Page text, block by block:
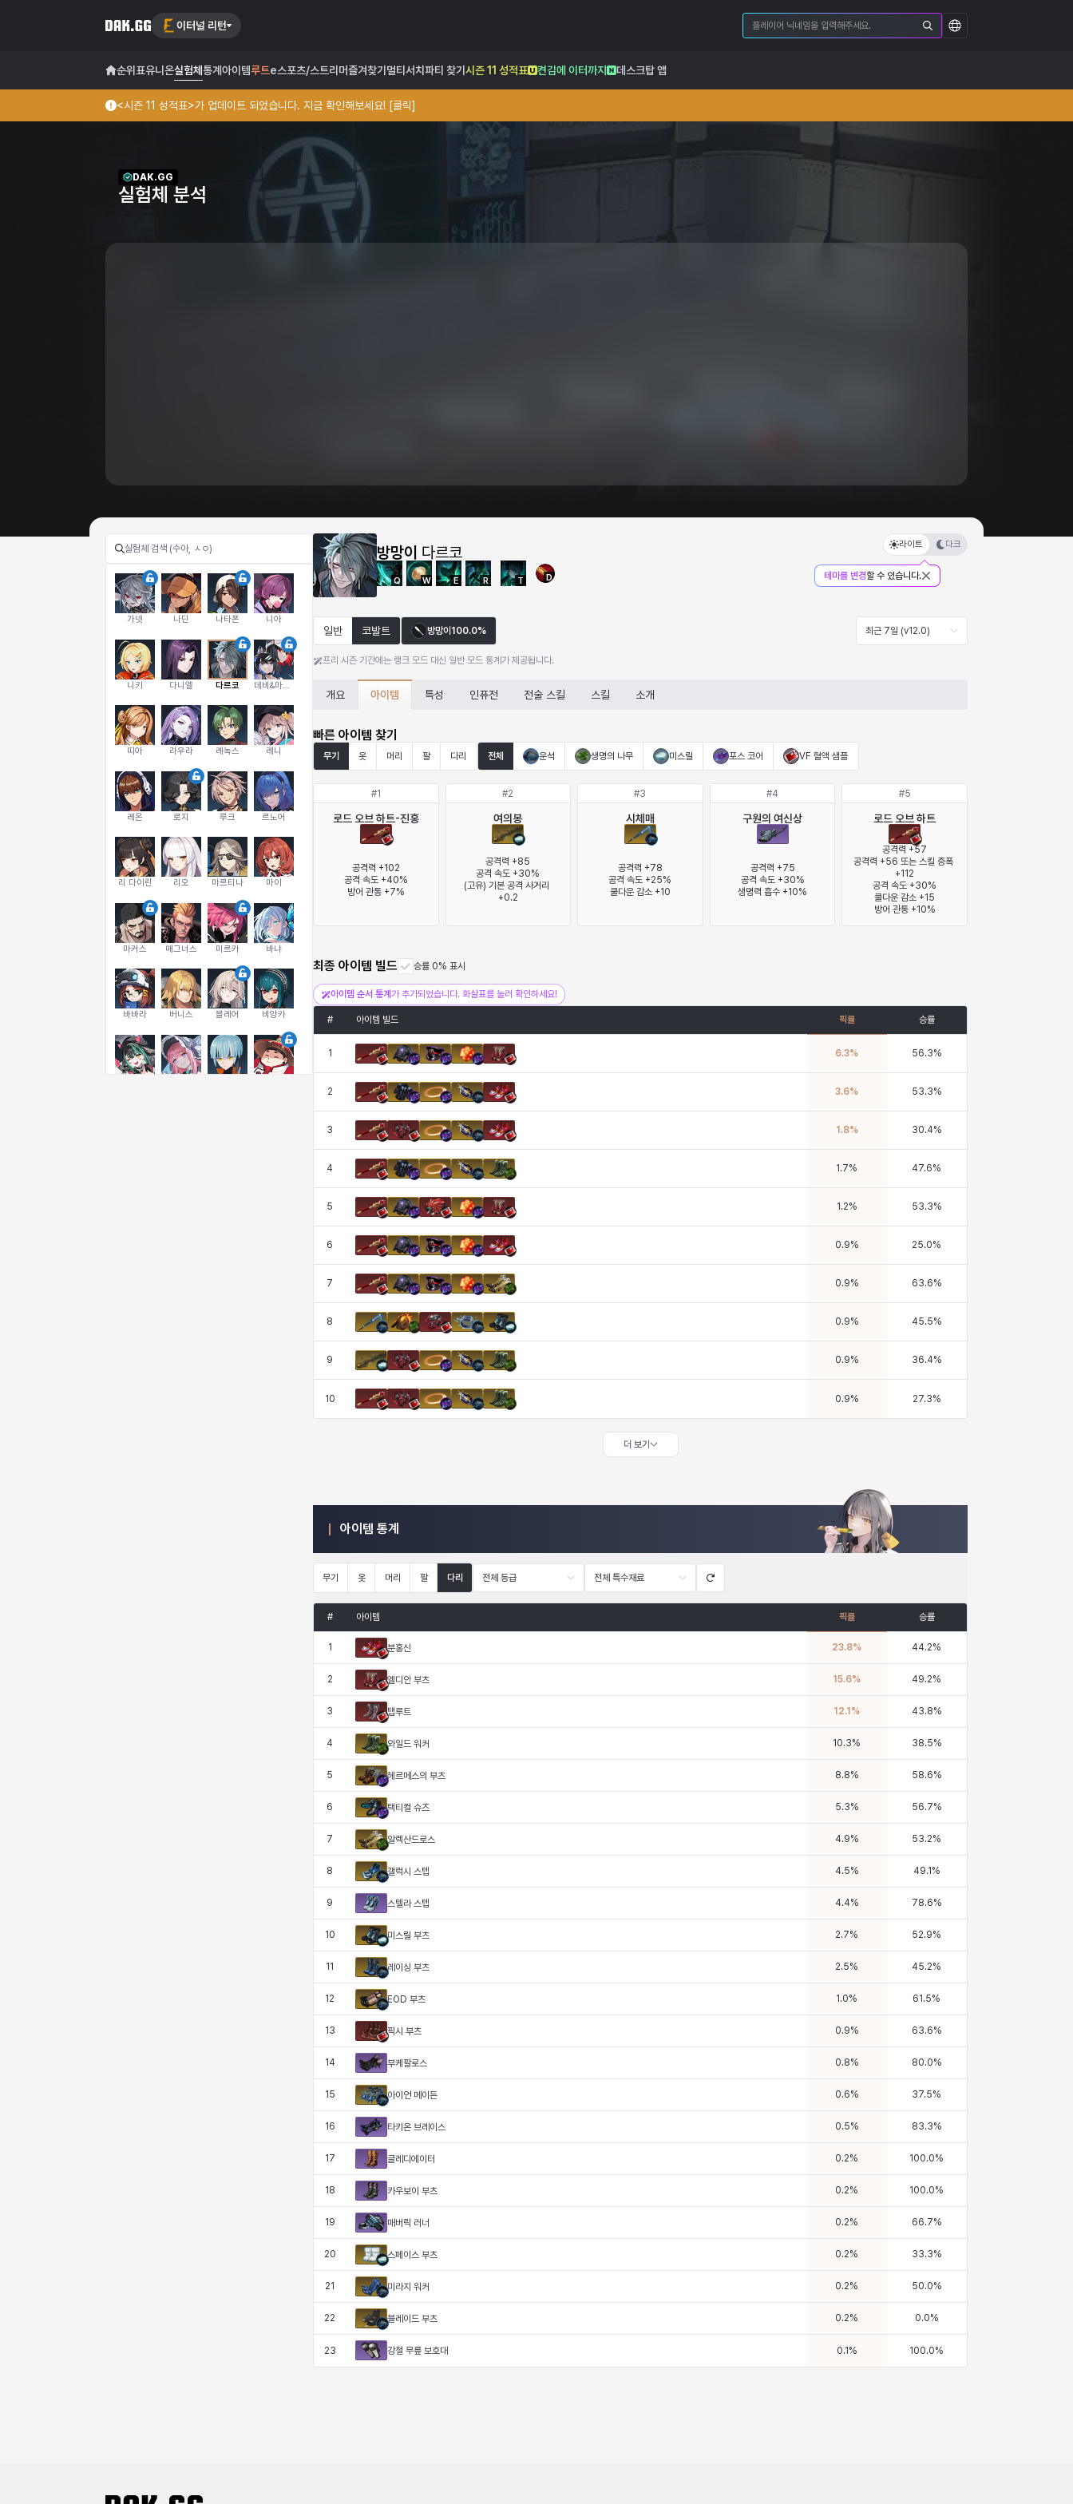
이터널 리턴
순위표유니온실험체 통계 아이템루트e스포츠/스트리머즐겨찾기 멀티서치 파티 찾기 시즌 11 성적표 켠김에 이터까지 데스크탑 앱
<시즌 11 성적표>가 업데이트 되었습니다. 지금 확인해보세요! [클릭]
DAK.GG
실험체 분석
가넷 나딘 나타폰 니아
니키 다니엘 다르코
띠아 라우라 레녹스 레니
레온 로지 루크 르노어
리 다이린 리오 마르티나 마이
마커스 매그너스 미르카 바냐
바바라 버니스 블레어 비앙카
방망이 다르코
Q W E R T D
라이트 다크
테마를 변경할 수 있습니다.
일반 코발트 방망이 100.0% 최근 7일 (v12.0)
프리 시즌 기간에는 랭크 모드 대신 일반 모드 통계가 제공됩니다.
개요 아이템 특성 인퓨전 전술 스킬 스킬 소개
빠른 아이템 찾기
무기 옷 머리 팔 다리 전체 운석 생명의 나무 미스릴 포스 코어 VF 혈액 샘플
#1
로드 오브 하트-진홍
공격력 +102
공격 속도 +40%
방어 관통 +7%
#2
여의봉
공격력 +85
(고유) 기본 공격 사거리
+0.2
#3
시체매
공격력 +78
공격 속도 +25%
쿨다운 감소 +10
#4
구원의 여신상
공격력 +75
공격 속도 +30%
생명력 흡수 +10%
#5
로드 오브 하트
공격력 +57
공격력 +56 또는 스킬 증폭
+112
공격 속도 +30%
쿨다운 감소 +15
방어 관통 +10%
최종 아이템 빌드 승률 0% 표시
아이템 순서 통계 가 추가되었습니다. 화살표를 눌러 확인하세요!
# 아이템 빌드 픽률 승률
1 6.3% 56.3%
2 3.6% 53.3%
3 1.8% 30.4%
4 1.7% 47.6%
5 1.2% 53.3%
6 0.9% 25.0%
7 0.9% 63.6%
8 0.9% 45.5%
9 0.9% 36.4%
10 0.9% 27.3%
더 보기
아이템 통계
무기 옷 머리 팔 다리 전체 등급 전체 특수재료
# 아이템 픽률 승률
1 분홍신 23.8% 44.2%
2 엘디안 부츠 15.6% 49.2%
3 탭루트 12.1 % 43.8%
4 와일드 워커 10.3% 38.5%
5 헤르메스의 부츠 8.8% 58.6%
6 택티컬 슈즈 5.3% 56.7%
7 알렉산드로스 4.9% 53.2%
8 갤럭시 스텝 4.5% 49.1 %
9 스텔라 스텝 4.4% 78.6%
10 미스릴 부츠 2.7% 52.9%
11 레이싱 부츠 2.5% 45.2%
12 EOD 부츠 1.0% 61.5%
13 픽시 부츠 0.9% 63.6%
14 부케팔로스 0.8% 80.0%
15 아이언 메이든 0.6% 37.5%
16 타키온 브레이스 0.5% 83.3%
17 글레디에이터 0.2% 100.0%
18 카우보이 부츠 0.2% 100.0%
19 매버릭 러너 0.2% 66.7%
20 스페이스 부츠 0.2% 33.3%
21 미라지 워커 0.2% 50.0%
22 블레이드 부츠 0.2% 0.0%
23 강철 무릎 보호대 0.1 % 100.0%